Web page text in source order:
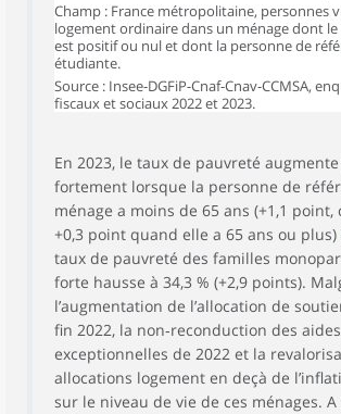
Champ : France métropolitaine, personnes
logement ordinaire dans un ménage dont
est positif ou nul et dont la personne de
étudiante.
Source : Insee-DGFiP-Cnaf-Cnav-CCMSA,
fiscaux et sociaux 2022 et 2023.
En 2023, le taux de pauvreté
fortement lorsque la personne de
ménage a moins de 65 ans (+1,1 point,
+0,3 point quand elle a 65 ans ou plus)
taux de pauvreté des familles
forte hausse à 34,3 % (+2,9 points).
l’augmentation de l’allocation de
fin 2022, la non‑reconduction des aides
exceptionnelles de 2022 et la
allocations logement en deçà de
sur le niveau de vie de ces ménages.